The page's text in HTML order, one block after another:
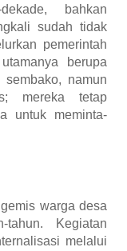
bahkan
sudah tidak
pemerintah
berupa
namun
mereka tetap
untuk meminta-
warga desa
Kegiatan
melalui